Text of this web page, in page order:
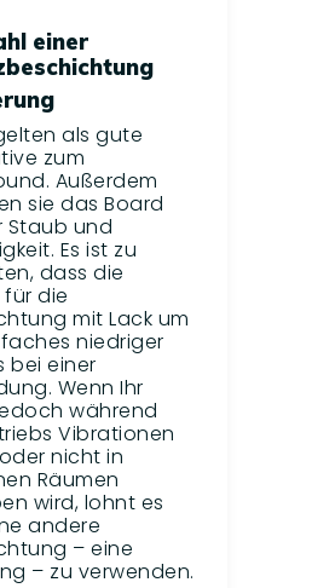
einer
als gute
zum
Außerdem
sie das Board
Staub und
Es ist zu
dass die
die
mit Lack um
niedriger
bei einer
Wenn Ihr
während
Vibrationen
nicht in
Räumen
wird, lohnt es
andere
– eine
– zu verwenden.